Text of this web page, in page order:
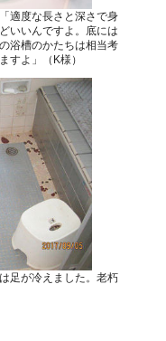
適度な長さと深さで身
いいんですよ。底には
浴槽のかたちは相当考
すよ」（K様）
足が冷えました。老朽